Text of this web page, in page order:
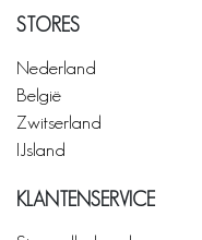
STORES
Nederland
België
Zwitserland
IJsland
KLANTENSERVICE